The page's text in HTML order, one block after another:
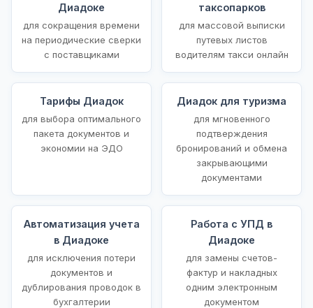
Диадоке
для сокращения времени
на периодические сверки
с поставщиками
таксопарков
для массовой выписки
путевых листов
водителям такси онлайн
Тарифы Диадок
для выбора оптимального
пакета документов и
экономии на ЭДО
Диадок для туризма
для мгновенного
подтверждения
бронирований и обмена
закрывающими
документами
Автоматизация учета
в Диадоке
для исключения потери
документов и
дублирования проводок в
бухгалтерии
Работа с УПД в
Диадоке
для замены счетов-
фактур и накладных
одним электронным
документом